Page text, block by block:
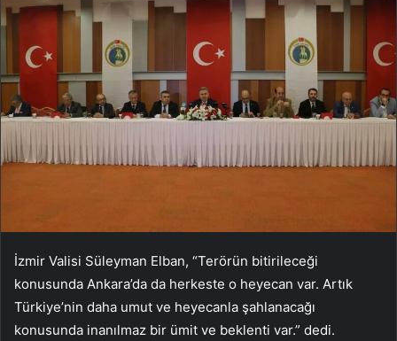
İzmir Valisi Süleyman Elban, “Terörün bitirileceği
konusunda Ankara’da da herkeste o heyecan var. Artık
Türkiye’nin daha umut ve heyecanla şahlanacağı
konusunda inanılmaz bir ümit ve beklenti var.” dedi.